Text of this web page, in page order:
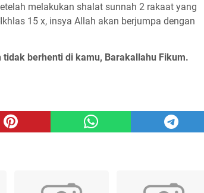
melakukan shalat sunnah 2 rakaat yang
15 x, insya Allah akan berjumpa dengan
berhenti di kamu, Barakallahu Fikum.